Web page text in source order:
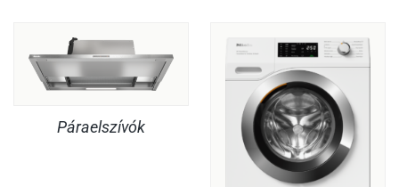
Páraelszívók